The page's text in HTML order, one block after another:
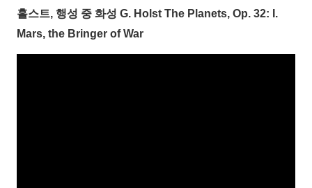
홀스트, 행성 중 화성 G. Holst The Planets, Op. 32: I.
Mars, the Bringer of War